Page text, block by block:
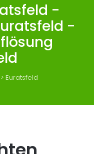
-
-
> Euratsfeld